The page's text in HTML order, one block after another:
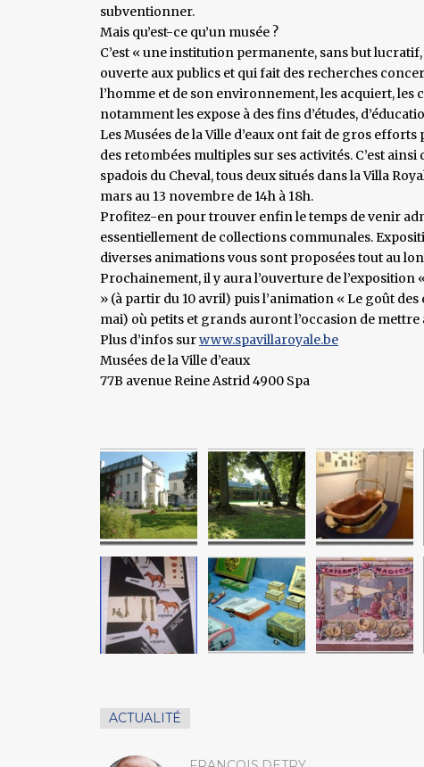
subventionner.
Mais qu’est-ce qu’un musée ?
C’est « une institution permanente, sans but
ouverte aux publics et qui fait des recherches
l’homme et de son environnement, les acquiert, les
notamment les expose à des fins d’études,
Les Musées de la Ville d’eaux ont fait de gros
des retombées multiples sur ses activités. C’est ainsi
spadois du Cheval, tous deux situés dans la Villa
mars au 13 novembre de 14h à 18h.
Profitez-en pour trouver enfin le temps de venir
essentiellement de collections communales.
diverses animations vous sont proposées tout au
Prochainement, il y aura l’ouverture de l’exposition
» (à partir du 10 avril) puis l’animation « Le goût
mai) où petits et grands auront l’occasion de mettre
Plus d’infos surwww.spavillaroyale.be
Musées de la Ville d’eaux
77B avenue Reine Astrid 4900 Spa
ACTUALITÉ